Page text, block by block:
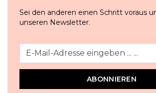
Sei den anderen einen Schritt voraus
unseren Newsletter.
ABONNIEREN